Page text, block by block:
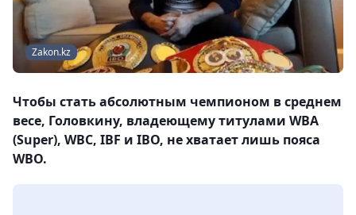
Zakon.kz
Чтобы стать абсолютным чемпионом в среднем
весе, Головкину, владеющему титулами WBA
(Super), WBC, IBF и IBO, не хватает лишь пояса
WBO.